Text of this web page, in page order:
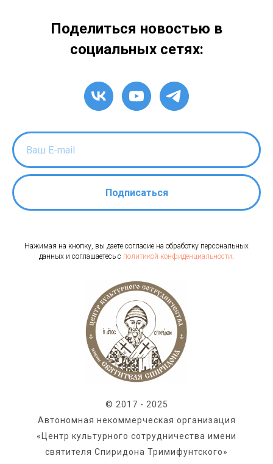
Поделиться новостью в
социальных сетях:
Подписаться
Нажимая на кнопку, вы даете согласие на обработку персональных
данных и соглашаетесь c политикой конфиденциальности.
© 2017 - 2025
Автономная некоммерческая организация
«Центр культурного сотрудничества имени
святителя Спиридона Тримифунтского»